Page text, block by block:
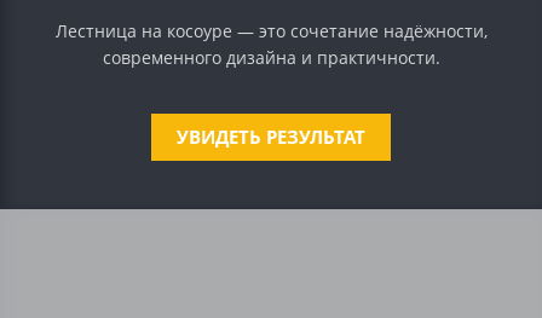
Лестница на косоуре — это сочетание надёжности,
современного дизайна и практичности.
УВИДЕТЬ РЕЗУЛЬТАТ